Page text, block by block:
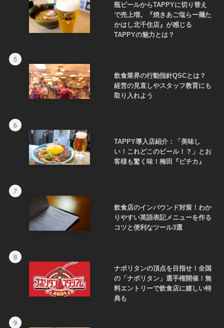
瓶ビールからTAPPYに切り替え
で売上増。『焼きあご塩らー麺た
かはし北千住店』が感じる
TAPPYの魅力とは？
5
飲食業界の行動指針QSCとは？
経営の見直しやスタッフ教育にも
取り入れよう
6
TAPPY導入店紹介：「美味し
い！これどこのビール！？」とお
客様も驚く味！梅田『ピチカ』
7
飲食店のインバウンド対策！わか
りやすい英語表記メニューを作る
コツと便利なツール3選
8
ナポリタンの頂点を目指せ！全国
の「ナポリタン」選手権開催！無
料エントリーで飲食店に嬉しい特
典も
9